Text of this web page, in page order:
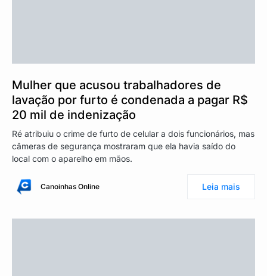
Mulher que acusou trabalhadores de
lavação por furto é condenada a pagar R$
20 mil de indenização
Ré atribuiu o crime de furto de celular a dois funcionários, mas
câmeras de segurança mostraram que ela havia saído do
local com o aparelho em mãos.
Canoinhas Online Leia mais